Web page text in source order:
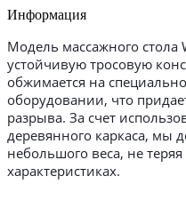
Информация
Модель массажного стола
устойчивую тросовую
обжимается на
оборудовании, что
разрыва. За счет
деревянного каркаса, мы
небольшого веса, не
характеристиках.